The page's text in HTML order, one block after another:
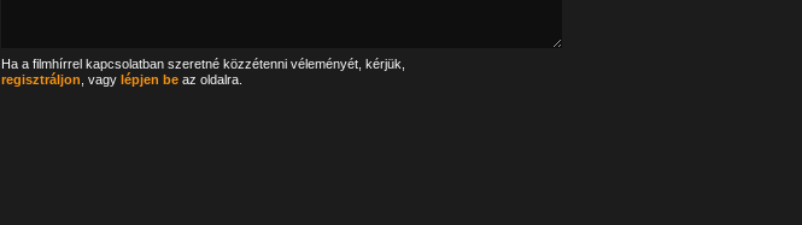
Ha a filmhírrel kapcsolatban szeretné közzétenni véleményét, kérjük,
regisztráljon , vagy lépjen beaz oldalra.